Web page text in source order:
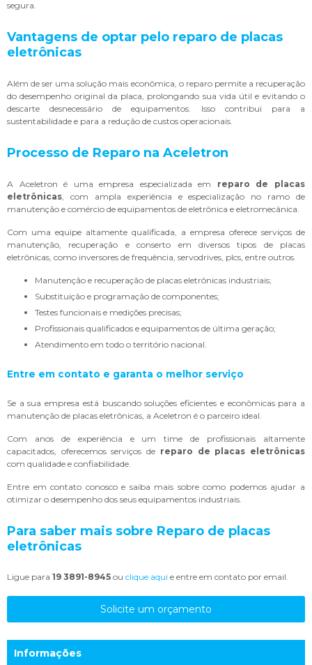
segura.
Vantagens de optar pelo reparo de placas
eletrônicas
Além de ser uma solução mais econômica, o reparo permite a recuperação
do desempenho original da placa, prolongando sua vida útil e evitando o
descarte desnecessário de equipamentos. Isso contribui para a
sustentabilidade e para a redução de custos operacionais.
Processo de Reparo na Aceletron
A Aceletron é uma empresa especializada em reparo de placas
eletrônicas , com ampla experiência e especialização no ramo de
manutenção e comércio de equipamentos de eletrônica e eletromecânica.
Com uma equipe altamente qualificada, a empresa oferece serviços de
manutenção, recuperação e conserto em diversos tipos de placas
eletrônicas, como inversores de frequência, servodrives, plcs, entre outros.
Manutenção e recuperação de placas eletrônicas industriais;
Substituição e programação de componentes;
Testes funcionais e medições precisas;
Profissionais qualificados e equipamentos de última geração;
Atendimento em todo o território nacional.
Entre em contato e garanta o melhor serviço
Se a sua empresa está buscando soluções eficientes e econômicas para a
manutenção de placas eletrônicas, a Aceletron é o parceiro ideal.
Com anos de experiência e um time de profissionais altamente
capacitados, oferecemos serviços de reparo de placas eletrônicas
com qualidade e confiabilidade.
Entre em contato conosco e saiba mais sobre como podemos ajudar a
otimizar o desempenho dos seus equipamentos industriais.
Para saber mais sobre Reparo de placas
eletrônicas
Ligue para 19 3891-8945 ou clique aqui e entre em contato por email.
Solicite um orçamento
Informações